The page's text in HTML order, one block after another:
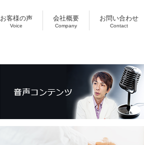
お客様の声
Voice
会社概要
Company
お問い合わせ
Contact